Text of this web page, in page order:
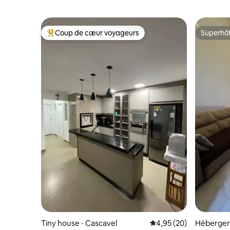
Coups de cœur voyageurs les plus appréciés
Coup de cœur voyageurs
Tiny house ⋅ Cascavel Évaluation moyenne
4,95 (20)